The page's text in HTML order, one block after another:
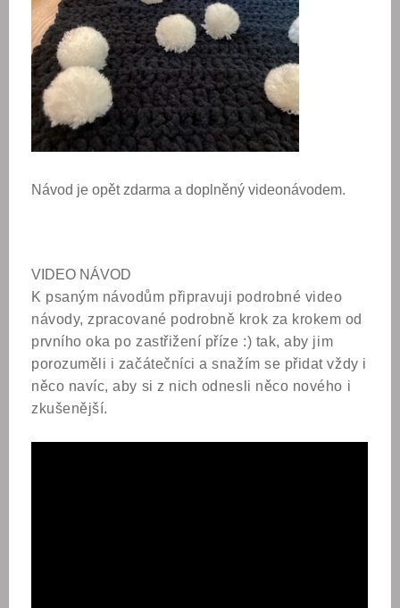
Návod je opět zdarma a doplněný videonávodem.
VIDEO NÁVOD
K psaným návodům připravuji podrobné video
návody, zpracované podrobně krok za krokem od
prvního oka po zastřižení příze :) tak, aby jim
porozuměli i začátečníci a snažím se přidat vždy i
něco navíc, aby si z nich odnesli něco nového i
zkušenější.